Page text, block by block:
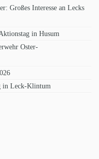
Großes Interesse an Lecks
in Husum
Oster-
in Leck-Klintum